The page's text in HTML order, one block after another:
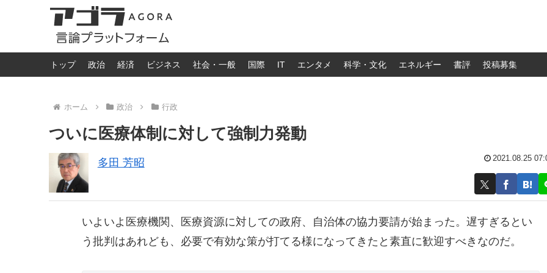
トップ 政治 経済 ビジネス 社会・一般 国際 IT エンタメ 科学・文化 エネルギー 書評 投稿募集
ホーム 政治 行政
ついに医療体制に対して強制力発動
多田 芳昭 2021.08.25
いよいよ医療機関、医療資源に対しての政府、自治体の協力要請が始まった。遅すぎるとい
う批判はあれども、必要で有効な策が打てる様になってきたと素直に歓迎すべきなのだ。